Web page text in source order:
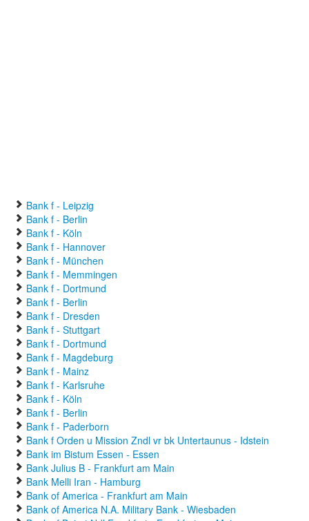
Bank f - Leipzig
Bank f - Berlin
Bank f - Köln
Bank f - Hannover
Bank f - München
Bank f - Memmingen
Bank f - Dortmund
Bank f - Berlin
Bank f - Dresden
Bank f - Stuttgart
Bank f - Dortmund
Bank f - Magdeburg
Bank f - Mainz
Bank f - Karlsruhe
Bank f - Köln
Bank f - Berlin
Bank f - Paderborn
Bank f Orden u Mission Zndl vr bk Untertaunus - Idstein
Bank im Bistum Essen - Essen
Bank Julius B - Frankfurt am Main
Bank Melli Iran - Hamburg
Bank of America - Frankfurt am Main
Bank of America N.A. Military Bank - Wiesbaden